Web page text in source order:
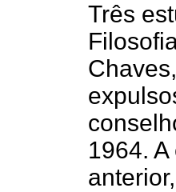
Três
1964.